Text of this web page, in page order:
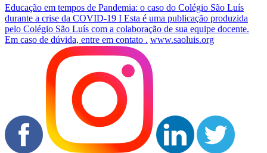
Educação em tempos de Pandemia: o caso do Colégio São Luís
durante a crise da COVID-19 I Esta é uma publicação produzida
pelo Colégio São Luís com a colaboração de sua equipe docente.
Em caso de dúvida, entre em contato . www.saoluis.org